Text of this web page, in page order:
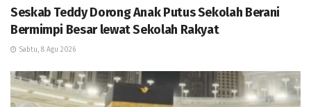
Seskab Teddy Dorong Anak Putus Sekolah Berani
Bermimpi Besar lewat Sekolah Rakyat
Sabtu, 8 Agu 2026